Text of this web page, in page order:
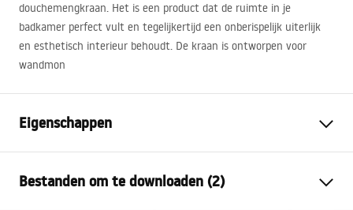
douchemengkraan. Het is een product dat de ruimte in je
badkamer perfect vult en tegelijkertijd een onberispelijk uiterlijk
en esthetisch interieur behoudt. De kraan is ontworpen voor
wandmon
Eigenschappen
Montagewijze
Wandmontage
Bestanden om te downloaden (2)